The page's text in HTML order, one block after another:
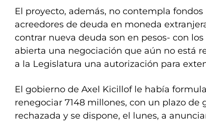
El proyecto, además, no contempla fondos
acreedores de deuda en moneda
contrar nueva deuda son en pesos- con
abierta una negociación que aún no está
a la Legislatura una autorización para
El gobierno de Axel Kicillof le había
renegociar 7148 millones, con un plazo de
rechazada y se dispone, el lunes, a